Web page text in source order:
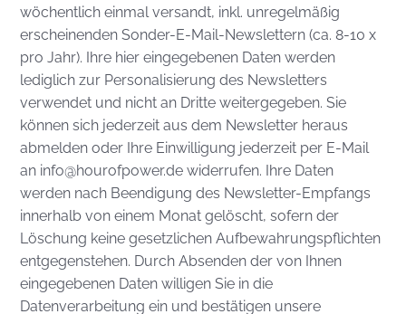
wöchentlich einmal versandt, inkl. unregelmäßig
erscheinenden Sonder-E-Mail-Newslettern (ca. 8-10 x
pro Jahr). Ihre hier eingegebenen Daten werden
lediglich zur Personalisierung des Newsletters
verwendet und nicht an Dritte weitergegeben. Sie
können sich jederzeit aus dem Newsletter heraus
abmelden oder Ihre Einwilligung jederzeit per E-Mail
an info@hourofpower.de widerrufen. Ihre Daten
werden nach Beendigung des Newsletter-Empfangs
innerhalb von einem Monat gelöscht, sofern der
Löschung keine gesetzlichen Aufbewahrungspflichten
entgegenstehen. Durch Absenden der von Ihnen
eingegebenen Daten willigen Sie in die
Datenverarbeitung ein und bestätigen unsere